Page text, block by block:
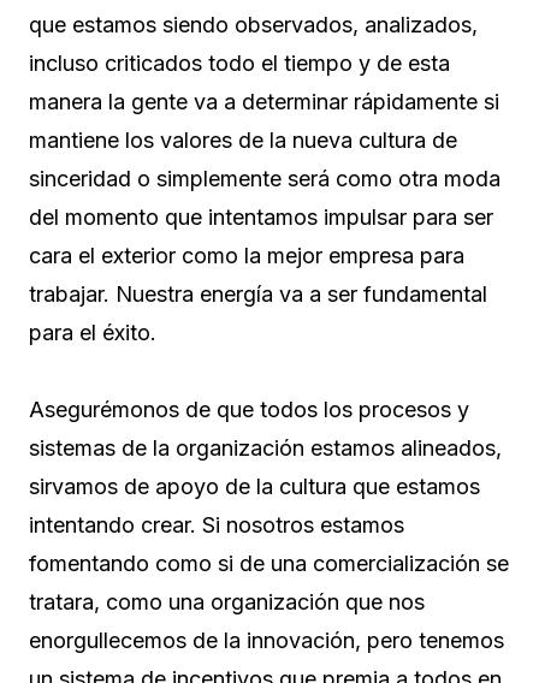
que estamos siendo observados, analizados,
incluso criticados todo el tiempo y de esta
manera la gente va a determinar rápidamente si
mantiene los valores de la nueva cultura de
sinceridad o simplemente será como otra moda
del momento que intentamos impulsar para ser
cara el exterior como la mejor empresa para
trabajar. Nuestra energía va a ser fundamental
para el éxito.
Asegurémonos de que todos los procesos y
sistemas de la organización estamos alineados,
sirvamos de apoyo de la cultura que estamos
intentando crear. Si nosotros estamos
fomentando como si de una comercialización se
tratara, como una organización que nos
enorgullecemos de la innovación, pero tenemos